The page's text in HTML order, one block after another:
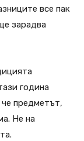
все пак
зарадва
година
предметът,
Не на